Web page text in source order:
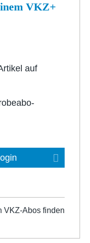
VKZ+
auf
VKZ-Abos finden